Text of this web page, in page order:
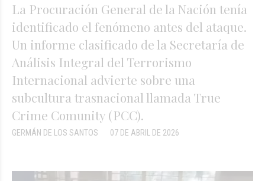
La Procuración General de la Nación tenía
identificado el fenómeno antes del ataque.
Un informe clasificado de la Secretaría de
Análisis Integral del Terrorismo
Internacional advierte sobre una
subcultura trasnacional llamada True
Crime Comunity (PCC).
07 DE ABRIL DE 2026
GERMÁN DE LOS SANTOS